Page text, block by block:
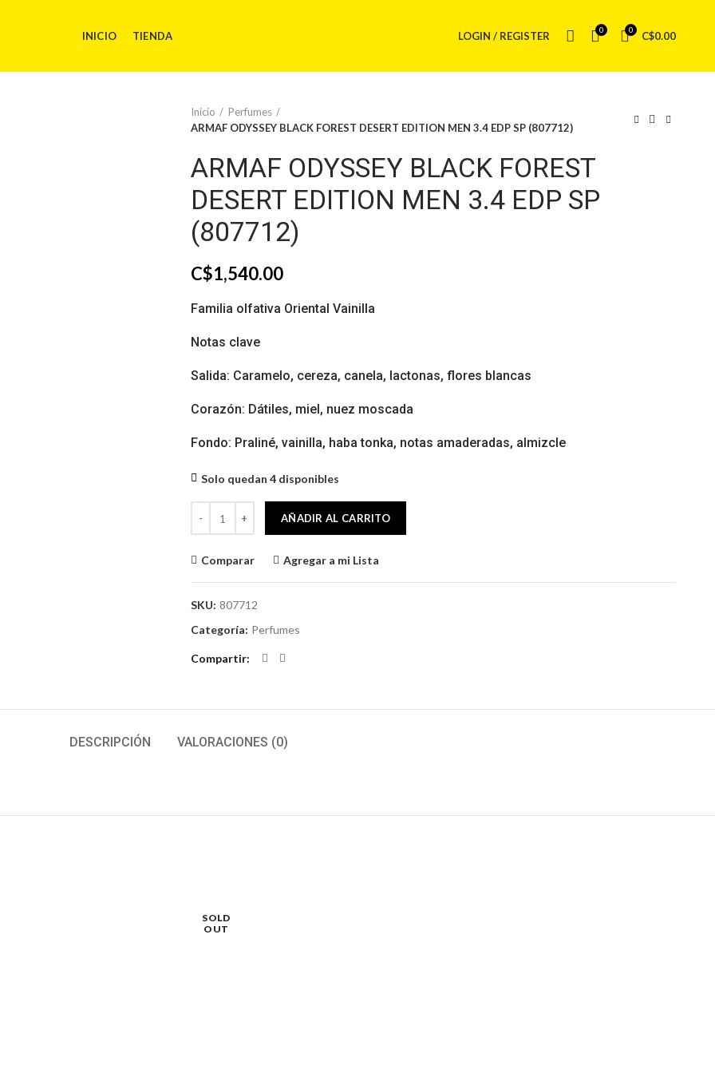
INICIO TIENDA LOGIN / REGISTER 0 0 C$0.00
Inicio
Perfumes
ARMAF ODYSSEY BLACK FOREST DESERT EDITION MEN 3.4 EDP SP (807712)
ARMAF ODYSSEY BLACK FOREST
DESERT EDITION MEN 3.4 EDP SP
(807712)
C$1,540.00
Familia olfativa Oriental Vainilla
Notas clave
Salida: Caramelo, cereza, canela, lactonas, flores blancas
Corazón: Dátiles, miel, nuez moscada
Fondo: Praliné, vainilla, haba tonka, notas amaderadas, almizcle
Solo quedan 4 disponibles
AÑADIR AL CARRITO
Comparar Agregar a mi Lista
SKU: 807712
Categoría: Perfumes
Compartir
DESCRIPCIÓN VALORACIONES (0)
SOLD
OUT